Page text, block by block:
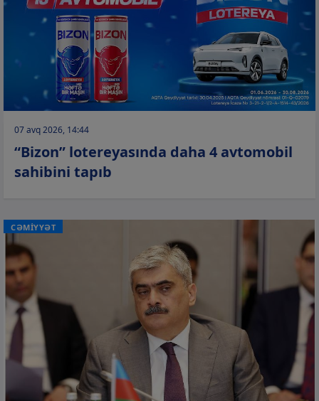
07 avq 2026, 14:44
“Bizon” lotereyasında daha 4 avtomobil
sahibini tapıb
CƏMİYYƏT